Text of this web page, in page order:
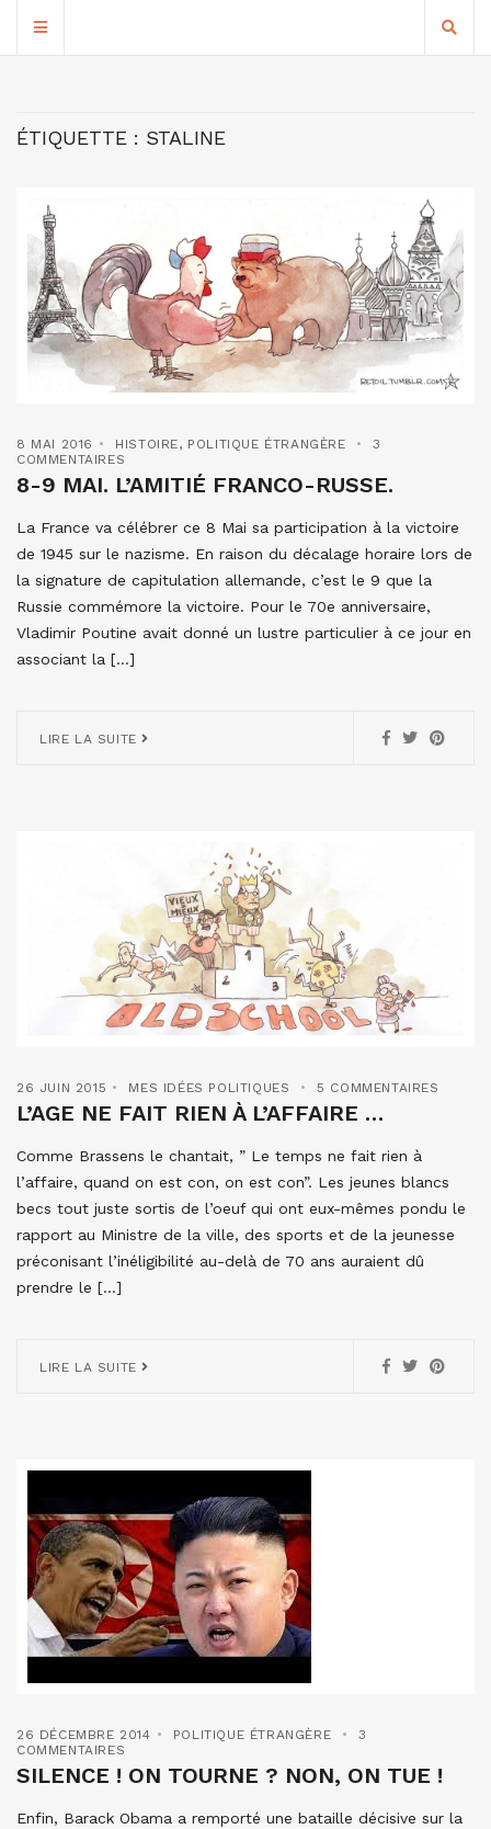
ÉTIQUETTE : STALINE
8 MAI 2016 HISTOIRE, POLITIQUE ÉTRANGÈRE
3
COMMENTAIRES
8-9 MAI. L’AMITIÉ FRANCO-RUSSE.
La France va célébrer ce 8 Mai sa participation à la victoire
de 1945 sur le nazisme. En raison du décalage horaire lors de
la signature de capitulation allemande, c’est le 9 que la
Russie commémore la victoire. Pour le 70e anniversaire,
Vladimir Poutine avait donné un lustre particulier à ce jour en
associant la […]
LIRE LA SUITE
26 JUIN 2015 MES IDÉES POLITIQUES 5 COMMENTAIRES
L’AGE NE FAIT RIEN À L’AFFAIRE …
Comme Brassens le chantait, ” Le temps ne fait rien à
l’affaire, quand on est con, on est con”. Les jeunes blancs
becs tout juste sortis de l’oeuf qui ont eux-mêmes pondu le
rapport au Ministre de la ville, des sports et de la jeunesse
préconisant l’inéligibilité au-delà de 70 ans auraient dû
prendre le […]
LIRE LA SUITE
26 DÉCEMBRE 2014 POLITIQUE ÉTRANGÈRE
3
COMMENTAIRES
SILENCE ! ON TOURNE ? NON, ON TUE !
Enfin, Barack Obama a remporté une bataille décisive sur la